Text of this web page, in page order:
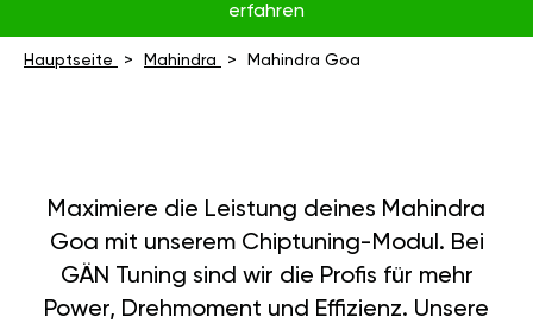
erfahren
Hauptseite Mahindra Mahindra Goa
Maximiere die Leistung deines Mahindra
Goa mit unserem Chiptuning-Modul. Bei
GÄN Tuning sind wir die Profis für mehr
Power, Drehmoment und Effizienz. Unsere